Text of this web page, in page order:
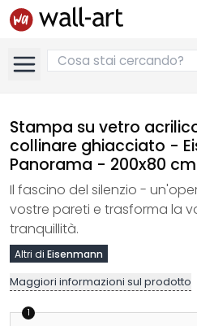
Stampa su vetro
collinare ghiacciato -
Panorama - 200x80 cm
Il fascino del silenzio -
vostre pareti e trasforma la
tranquillità.
Altri di Eisenmann
Maggiori informazioni sul prodotto
1